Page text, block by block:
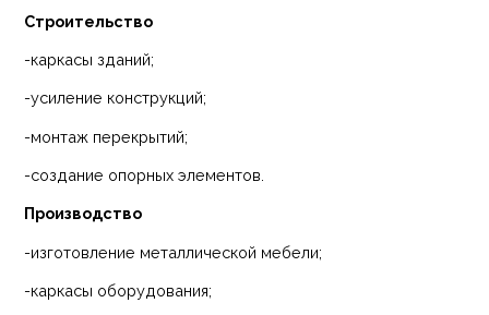
Строительство
-каркасы зданий;
-усиление конструкций;
-монтаж перекрытий;
-создание опорных элементов.
Производство
-изготовление металлической мебели;
-каркасы оборудования;